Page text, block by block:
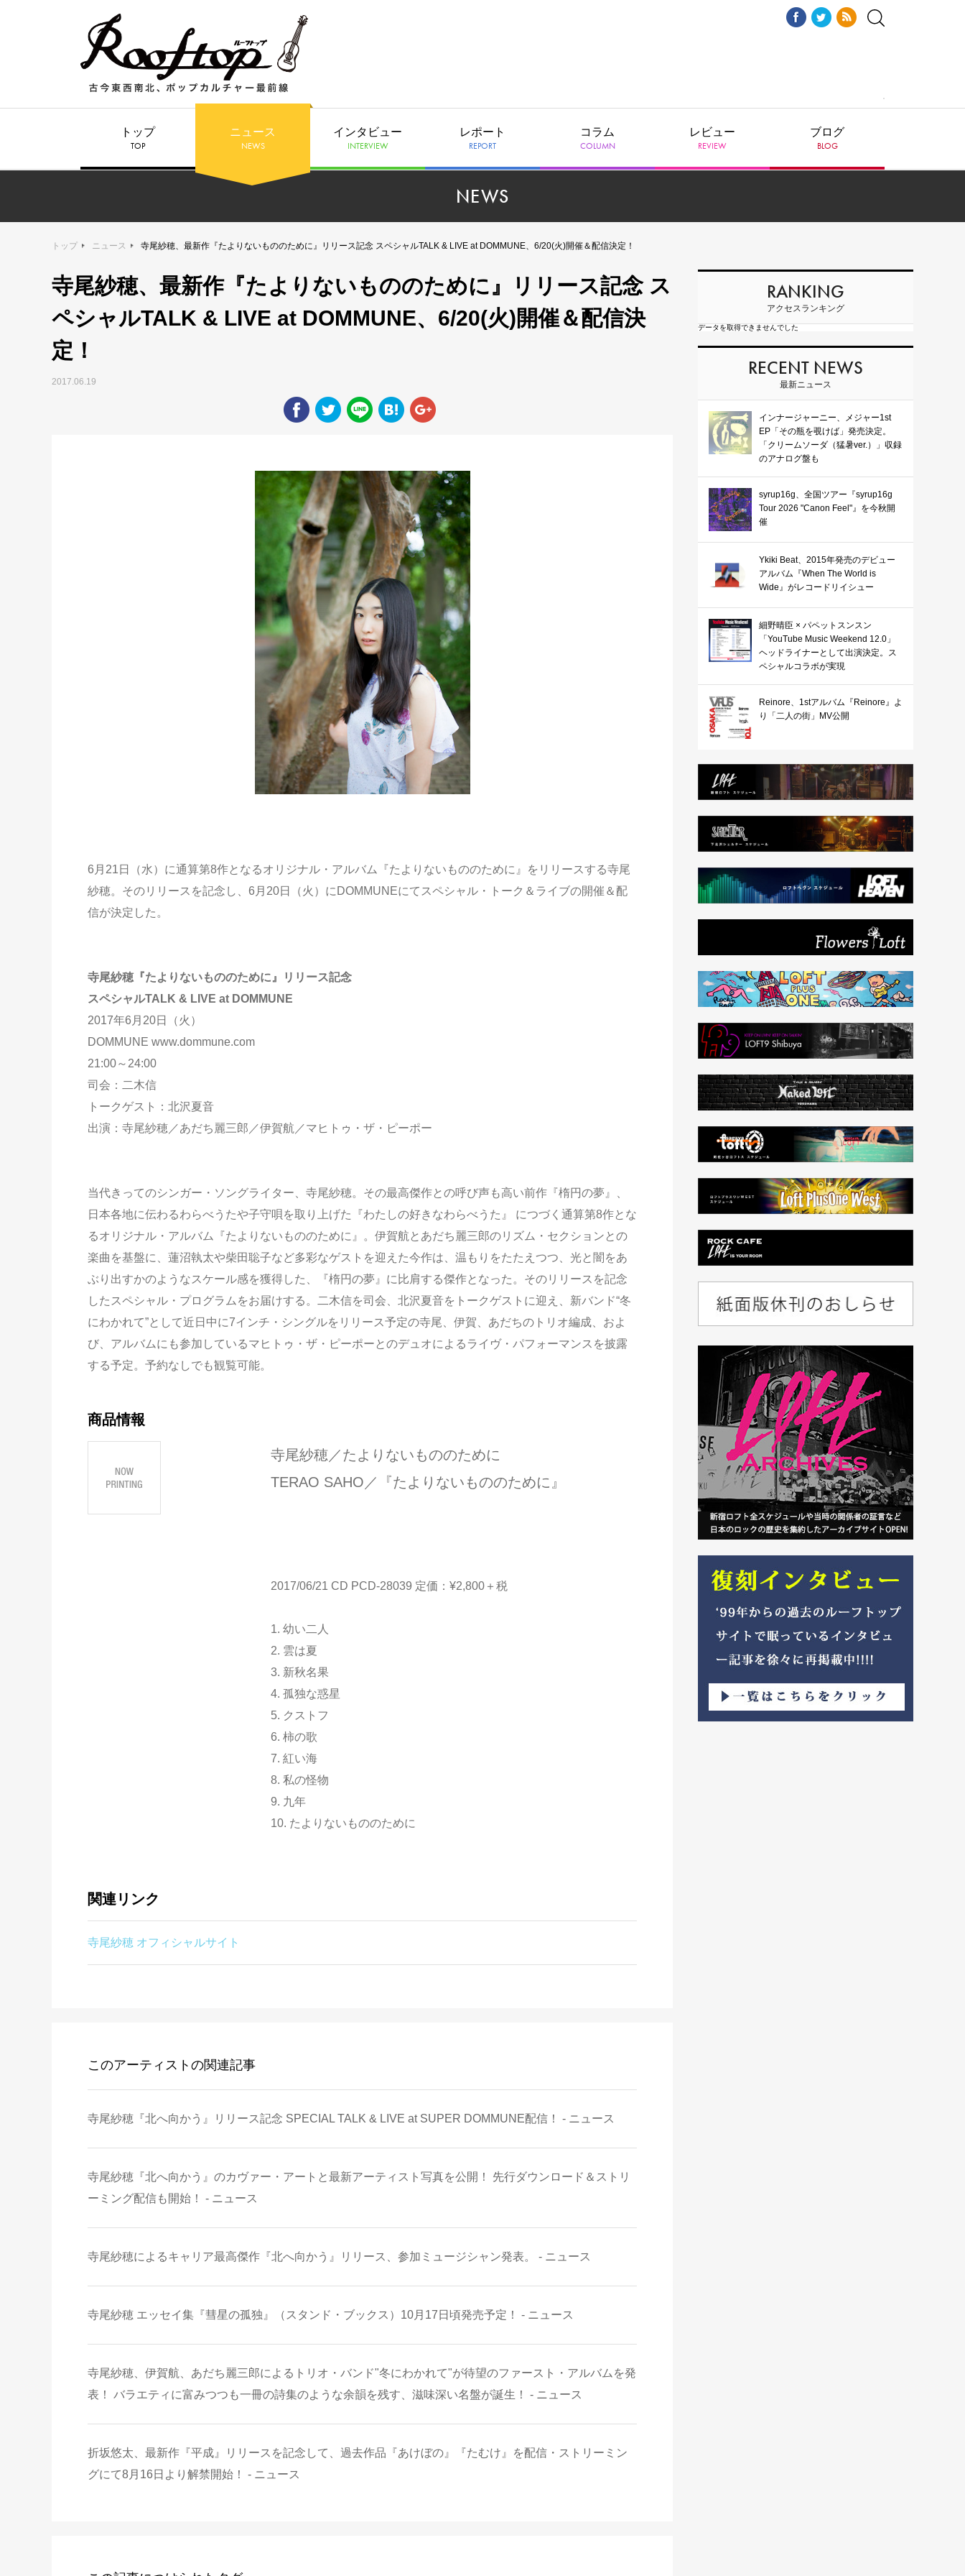
トップ
TOP
ニュース
NEWS
インタビュー
INTERVIEW
レポート
REPORT
コラム
COLUMN
レビュー
REVIEW
ブログ
BLOG
NEWS
トップ ニュース 寺尾紗穂、最新作『たよりないもののために』リリース記念 スペシャルTALK & LIVE at DOMMUNE、6/20(火)開催＆配信決定！
寺尾紗穂、最新作『たよりないもののために』リリース記念 ス
ペシャルTALK & LIVE at DOMMUNE、6/20(火)開催＆配信決
定！
2017.06.19
6月21日（水）に通算第8作となるオリジナル・アルバム『たよりないもののために』をリリースする寺尾
紗穂。そのリリースを記念し、6月20日（火）にDOMMUNEにてスペシャル・トーク＆ライブの開催＆配
信が決定した。
寺尾紗穂『たよりないもののために』リリース記念
スペシャルTALK & LIVE at DOMMUNE
2017年6月20日（火）
DOMMUNE www.dommune.com
21:00～24:00
司会：二木信
トークゲスト：北沢夏音
出演：寺尾紗穂／あだち麗三郎／伊賀航／マヒトゥ・ザ・ピーポー
当代きってのシンガー・ソングライター、寺尾紗穂。その最高傑作との呼び声も高い前作『楕円の夢』、
日本各地に伝わるわらべうたや子守唄を取り上げた『わたしの好きなわらべうた』 につづく通算第8作とな
るオリジナル・アルバム『たよりないもののために』。伊賀航とあだち麗三郎のリズム・セクションとの
楽曲を基盤に、蓮沼執太や柴田聡子など多彩なゲストを迎えた今作は、温もりをたたえつつ、光と闇をあ
ぶり出すかのようなスケール感を獲得した、『楕円の夢』に比肩する傑作となった。そのリリースを記念
したスペシャル・プログラムをお届けする。二木信を司会、北沢夏音をトークゲストに迎え、新バンド“冬
にわかれて”として近日中に7インチ・シングルをリリース予定の寺尾、伊賀、あだちのトリオ編成、およ
び、アルバムにも参加しているマヒトゥ・ザ・ピーポーとのデュオによるライヴ・パフォーマンスを披露
する予定。予約なしでも観覧可能。
商品情報
寺尾紗穂／たよりないもののために
TERAO SAHO／『たよりないもののために』
2017/06/21 CD PCD-28039 定価：¥2,800＋税
1. 幼い二人
2. 雲は夏
3. 新秋名果
4. 孤独な惑星
5. クストフ
6. 柿の歌
7. 紅い海
8. 私の怪物
9. 九年
10. たよりないもののために
関連リンク
寺尾紗穂 オフィシャルサイト
このアーティストの関連記事
寺尾紗穂『北へ向かう』リリース記念 SPECIAL TALK & LIVE at SUPER DOMMUNE配信！ - ニュース
寺尾紗穂『北へ向かう』のカヴァー・アートと最新アーティスト写真を公開！ 先行ダウンロード＆ストリ
ーミング配信も開始！ - ニュース
寺尾紗穂によるキャリア最高傑作『北へ向かう』リリース、参加ミュージシャン発表。 - ニュース
寺尾紗穂 エッセイ集『彗星の孤独』（スタンド・ブックス）10月17日頃発売予定！ - ニュース
寺尾紗穂、伊賀航、あだち麗三郎によるトリオ・バンド"冬にわかれて"が待望のファースト・アルバムを発
表！ バラエティに富みつつも一冊の詩集のような余韻を残す、滋味深い名盤が誕生！ - ニュース
折坂悠太、最新作『平成』リリースを記念して、過去作品『あけぼの』『たむけ』を配信・ストリーミン
グにて8月16日より解禁開始！ - ニュース
RANKING
アクセスランキング
データを取得できませんでした
RECENT NEWS
最新ニュース
インナージャーニー、メジャー1st
EP「その瓶を覗けば」発売決定。
「クリームソーダ（猛暑ver.）」収録
のアナログ盤も
syrup16g、全国ツアー『syrup16g
Tour 2026 "Canon Feel"』を今秋開
催
Ykiki Beat、2015年発売のデビュー
アルバム『When The World is
Wide』がレコードリイシュー
細野晴臣 × パペットスンスン
「YouTube Music Weekend 12.0」
ヘッドライナーとして出演決定。ス
ペシャルコラボが実現
Reinore、1stアルバム『Reinore』よ
り「二人の街」MV公開